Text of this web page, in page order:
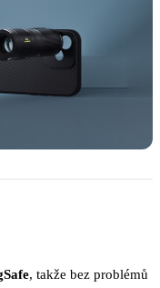
, takže bez problémů